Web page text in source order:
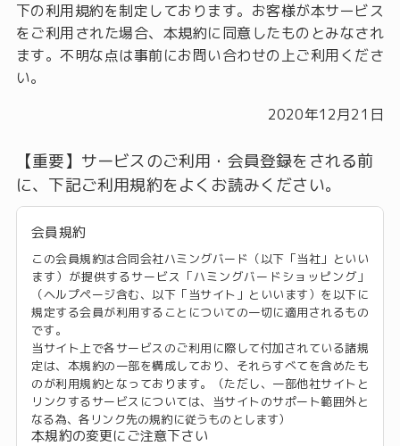
下の利用規約を制定しております。お客様が本サービス
をご利用された場合、本規約に同意したものとみなされ
ます。不明な点は事前にお問い合わせの上ご利用くださ
い。
2020年12月21日
【重要】サービスのご利用・会員登録をされる前
に、下記ご利用規約をよくお読みください。
会員規約
この会員規約は合同会社ハミングバード（以下「当社」といい
ます）が提供するサービス「ハミングバードショッピング」
（ヘルプページ含む、以下「当サイト」といいます）を以下に
規定する会員が利用することについての一切に適用されるもの
です。
当サイト上で各サービスのご利用に際して付加されている諸規
定は、本規約の一部を構成しており、それらすべてを含めたも
のが利用規約となっております。（ただし、一部他社サイトと
リンクするサービスについては、当サイトのサポート範囲外と
なる為、各リンク先の規約に従うものとします）
本規約の変更にご注意下さい